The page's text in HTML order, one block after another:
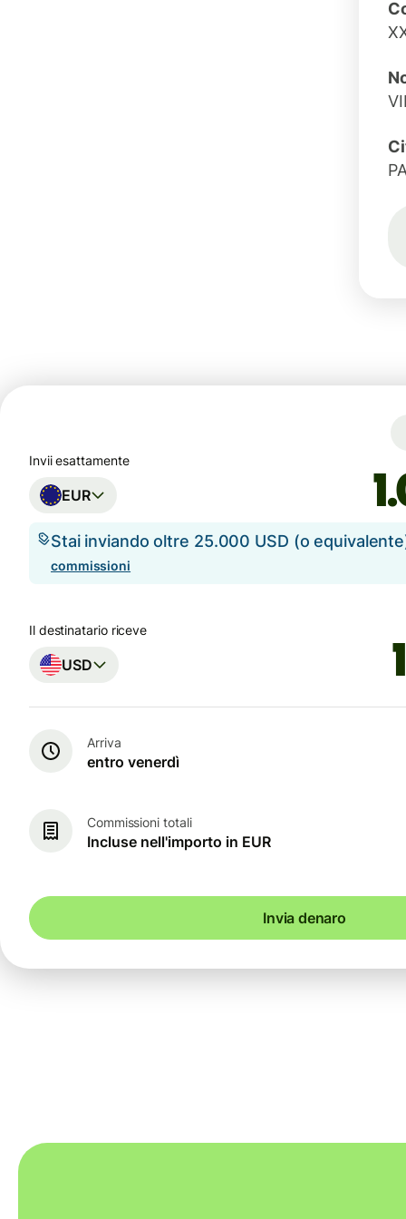
Invii esattamente
EUR
Stai inviando oltre 25.000 USD (o
commissioni
Il destinatario riceve
USD
Arriva
entro venerdì
Commissioni totali
Incluse nell'importo in EUR
Invia denaro